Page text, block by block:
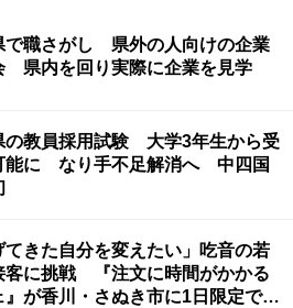
で職さがし 県外の人向けの企業
県内を回り実際に企業を見学
の教員採用試験 大学3年生から受
能に なり手不足解消へ 中四国
てきた自分を変えたい」吃音の若
客に挑戦 『注文に時間がかかる
』が香川・さぬき市に1日限定でオ